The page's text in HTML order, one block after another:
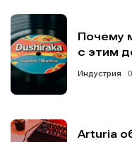
Почему
с этим
Индустрия
Arturia